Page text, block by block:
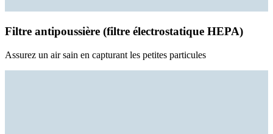
Filtre antipoussière (filtre électrostatique HEPA)
Assurez un air sain en capturant les petites particules